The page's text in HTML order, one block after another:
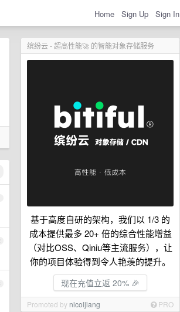
Home Sign Up Sign In
缤纷云 - 超高性能🚀 的智能对象存储服务
基于高度自研的架构，我们以 1/3 的
成本提供最多 20+ 倍的综合性能增益
（对比OSS、Qiniu等主流服务），让
你的项目体验得到令人艳羡的提升。
现在充值立返 20% 🎉
Promoted by nicoljiang PRO